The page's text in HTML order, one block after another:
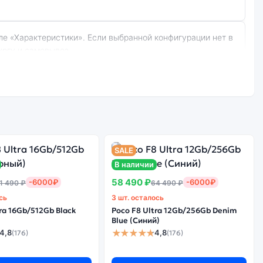
и самовывоз.
Redmi Note 8
(Восст.) 6Gb/64Gb
White (Белый)
490 ₽ -6000₽
16Gb/512Gb Black
(176)
SALE
В наличии
58 490 ₽64 490 ₽ -6000₽
3 шт. осталось
Poco F8 Ultra 12Gb/256Gb Denim
Blue (Синий)
★★★★★4,8(176)